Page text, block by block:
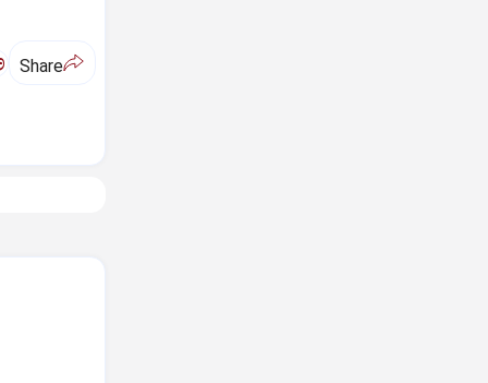
Share